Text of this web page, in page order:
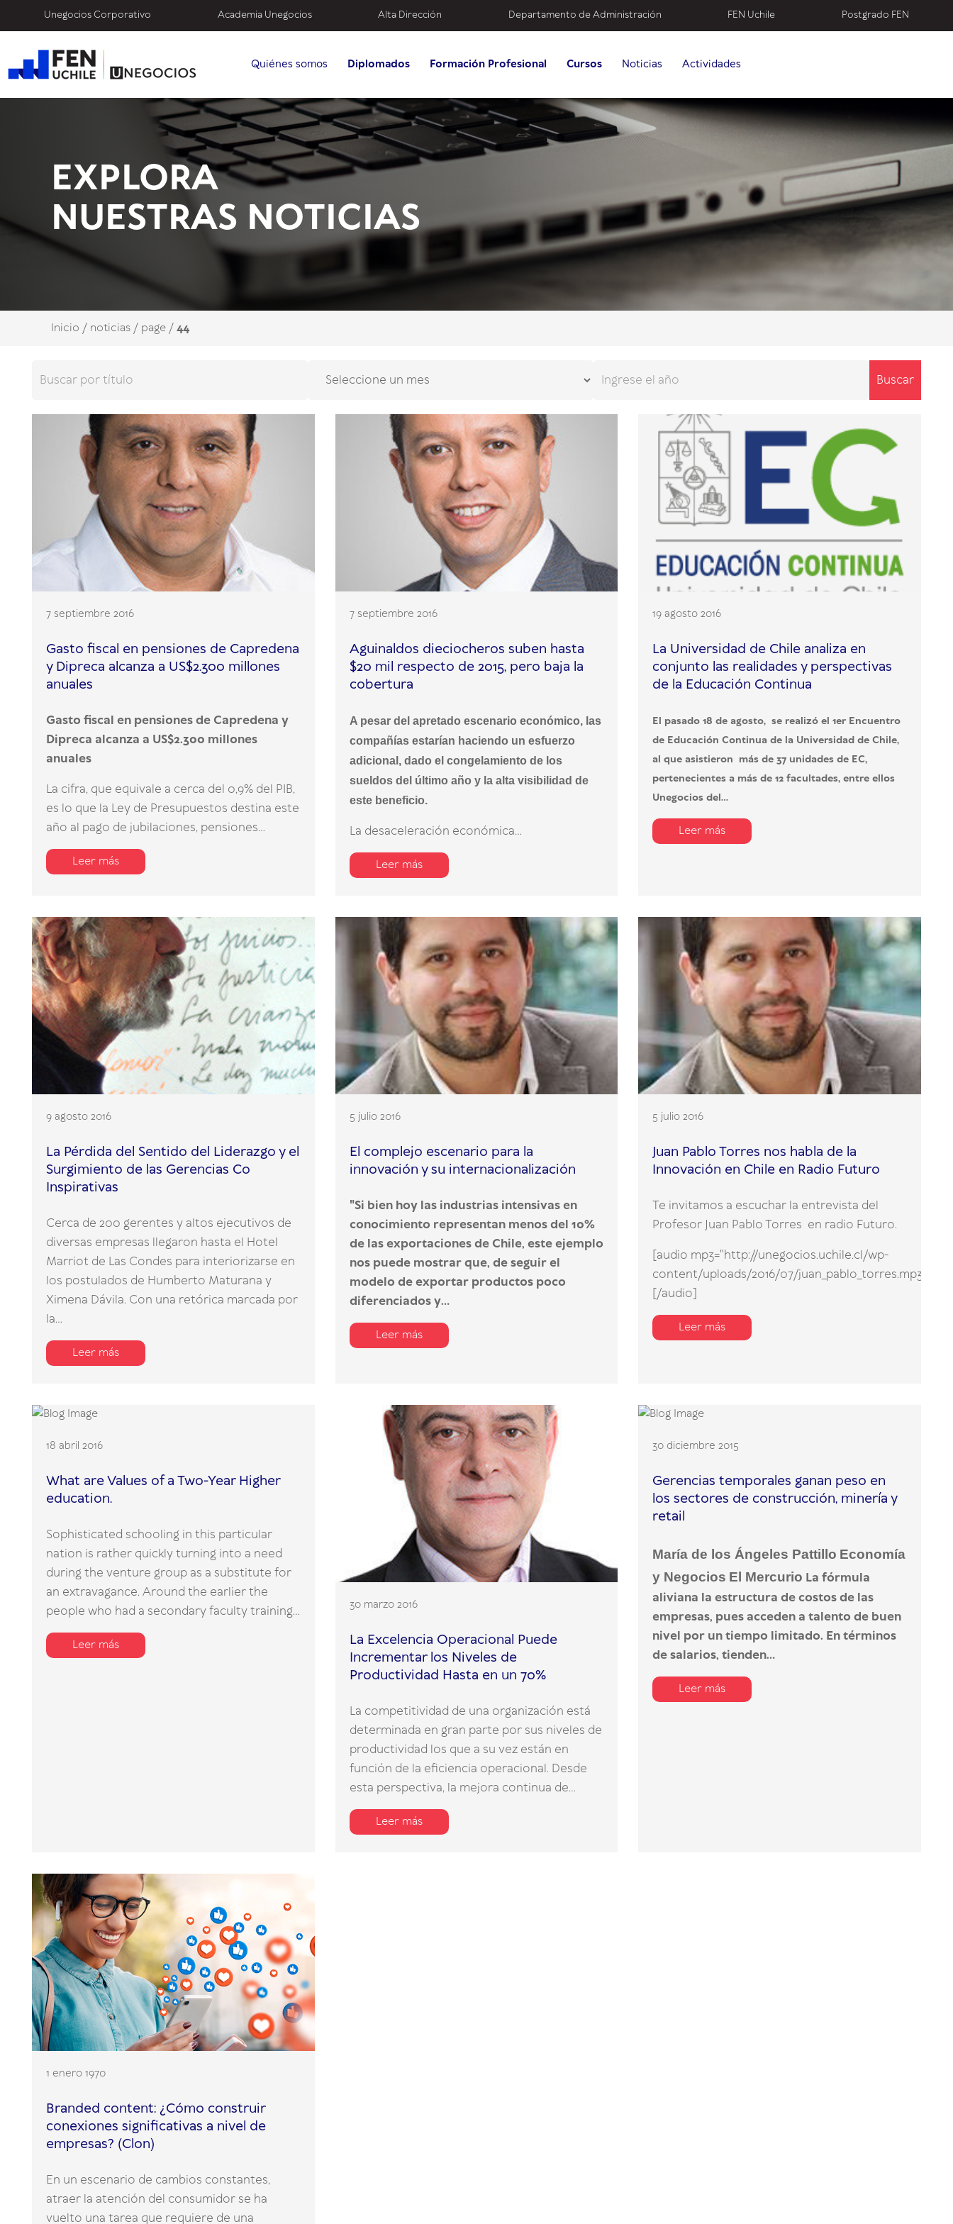
Unegocios Corporativo Academia Unegocios Alta Dirección Departamento de Administración FEN Uchile Postgrado FEN
Quiénes somos Diplomados Formación Profesional Cursos Noticias Actividades
EXPLORA
NUESTRAS NOTICIAS
Inicio / noticias / page /44
Buscar
7 septiembre 2016
Gasto fiscal en pensiones de Capredena
y Dipreca alcanza a US$2.300 millones
anuales
Gasto fiscal en pensiones de Capredena y
Dipreca alcanza a US$2.300 millones
anuales
La cifra, que equivale a cerca del 0,9% del PIB,
es lo que la Ley de Presupuestos destina este
año al pago de jubilaciones, pensiones...
Leer más
7 septiembre 2016
Aguinaldos dieciocheros suben hasta
$20 mil respecto de 2015, pero baja la
cobertura
A pesar del apretado escenario económico, las
compañías estarían haciendo un esfuerzo
adicional, dado el congelamiento de los
sueldos del último año y la alta visibilidad de
este beneficio.
La desaceleración económica...
Leer más
19 agosto 2016
La Universidad de Chile analiza en
conjunto las realidades y perspectivas
de la Educación Continua
El pasado 18 de agosto, se realizó el 1er Encuentro
de Educación Continua de la Universidad de Chile,
al que asistieron más de 37 unidades de EC,
pertenecientes a más de 12 facultades, entre ellos
Unegocios del...
Leer más
9 agosto 2016
La Pérdida del Sentido del Liderazgo y el
Surgimiento de las Gerencias Co
Inspirativas
Cerca de 200 gerentes y altos ejecutivos de
diversas empresas llegaron hasta el Hotel
Marriot de Las Condes para interiorizarse en
los postulados de Humberto Maturana y
Ximena Dávila. Con una retórica marcada por
la...
Leer más
5 julio 2016
El complejo escenario para la
innovación y su internacionalización
"Si bien hoy las industrias intensivas en
conocimiento representan menos del 10%
de las exportaciones de Chile, este ejemplo
nos puede mostrar que, de seguir el
modelo de exportar productos poco
diferenciados y...
Leer más
5 julio 2016
Juan Pablo Torres nos habla de la
Innovación en Chile en Radio Futuro
Te invitamos a escuchar la entrevista del
Profesor Juan Pablo Torres en radio Futuro.
[audio mp3="http://unegocios.uchile.cl/wp-
content/uploads/2016/07/juan_pablo_torres.mp3"]
[/audio]
Leer más
18 abril 2016
What are Values of a Two-Year Higher
education.
Sophisticated schooling in this particular
nation is rather quickly turning into a need
during the venture group as a substitute for
an extravagance. Around the earlier the
people who had a secondary faculty training...
Leer más
30 marzo 2016
La Excelencia Operacional Puede
Incrementar los Niveles de
Productividad Hasta en un 70%
La competitividad de una organización está
determinada en gran parte por sus niveles de
productividad los que a su vez están en
función de la eficiencia operacional. Desde
esta perspectiva, la mejora continua de...
Leer más
30 diciembre 2015
Gerencias temporales ganan peso en
los sectores de construcción, minería y
retail
María de los Ángeles Pattillo Economía
y Negocios El Mercurio La fórmula
aliviana la estructura de costos de las
empresas, pues acceden a talento de buen
nivel por un tiempo limitado. En términos
de salarios, tienden...
Leer más
1 enero 1970
Branded content: ¿Cómo construir
conexiones significativas a nivel de
empresas? (Clon)
En un escenario de cambios constantes,
atraer la atención del consumidor se ha
vuelto una tarea que requiere de una